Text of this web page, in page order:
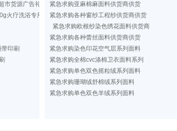
市货源广告礼品洗浴毛巾
火疗洗浴专用纯色毛巾定做
印刷
紧急求购亚麻棉麻面料供货商供货
紧急求购各种窗纱工程纱供货商供货
紧急求购欧根纱染色绣花面料供货商
紧急求购各种蕾丝面料供货商供货
紧急求购染色印花空气层系列面料
紧急求购全棉cvc涤棉卫衣面料系列
紧急求购单色双色摇粒绒系列面料
紧急求购珊瑚绒舒棉绒系列面料
紧急求购单色双色羊绒系列面料